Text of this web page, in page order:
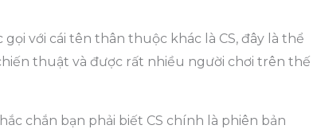
với cái tên thân thuộc khác là CS, đây là thể
thuật và được rất nhiều người chơi trên thế
chắn bạn phải biết CS chính là phiên bản